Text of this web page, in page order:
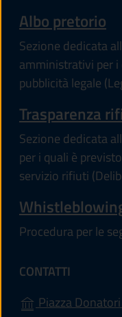
Albo pretorio
Sezione dedicata
amministrativi per
pubblicità legale
Trasparenza
Sezione dedicata
per i quali è
servizio rifiuti
Procedura per le
CONTATTI
Piazza Donatori